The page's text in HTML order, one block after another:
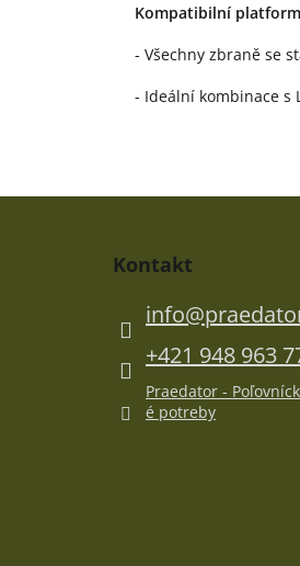
Kompatibilní
- Všechny zbraně se
- Ideální kombinace s
Kontakt
info@
+421 948 963
Praedator -
é potreby